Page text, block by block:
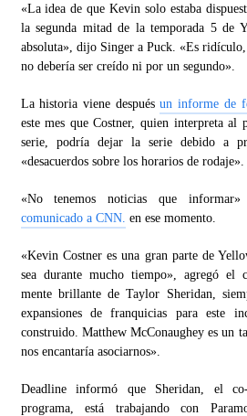
«La idea de que Kevin solo estaba
la segunda mitad de la temporada 5 de
absoluta», dijo Singer a Puck. «Es
no debería ser creído ni por un segundo».
La historia viene despuésun informe de
este mes que Costner, quien interpreta al
serie, podría dejar la serie debido a
«desacuerdos sobre los horarios de rodaje».
«No tenemos noticias que informar»
comunicado a CNN. en ese momento.
«Kevin Costner es una gran parte de
sea durante mucho tiempo», agregó el
mente brillante de Taylor Sheridan,
expansiones de franquicias para este
construido. Matthew McConaughey es un
nos encantaría asociarnos».
Deadline informó que Sheridan, el
programa, está trabajando con